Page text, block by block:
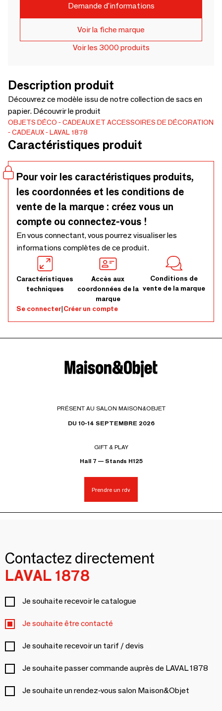
Demande d'informations
Voir la fiche marque
Voir les 3000 produits
Description produit
Découvrez ce modèle issu de notre collection de sacs en
papier. Découvrir le produit
OBJETS DÉCO
CADEAUX ET ACCESSOIRES DE DÉCORATION
CADEAUX
LAVAL 1878
Caractéristiques produit
Pour voir les caractéristiques produits,
les coordonnées et les conditions de
vente de la marque : créez vous un
compte ou connectez-vous !
En vous connectant, vous pourrez visualiser les
informations complètes de ce produit.
Caractéristiques
techniques
Accès aux
coordonnées de la
marque
Conditions de
vente de la marque
Se connecter|Créer un compte
PRÉSENT AU SALON MAISON&OBJET
DU 10-14 SEPTEMBRE 2026
GIFT & PLAY
Hall 7 — Stands H125
Prendre un rdv
Contactez directement
LAVAL 1878
Je souhaite recevoir le catalogue
Je souhaite être contacté
Je souhaite recevoir un tarif / devis
Je souhaite passer commande auprès de LAVAL 1878
Je souhaite un rendez-vous salon Maison&Objet